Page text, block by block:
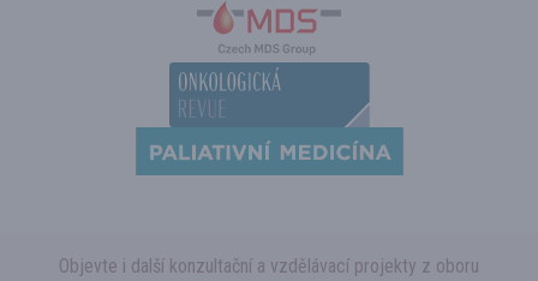
Objevte i další konzultační a vzdělávací projekty z oboru